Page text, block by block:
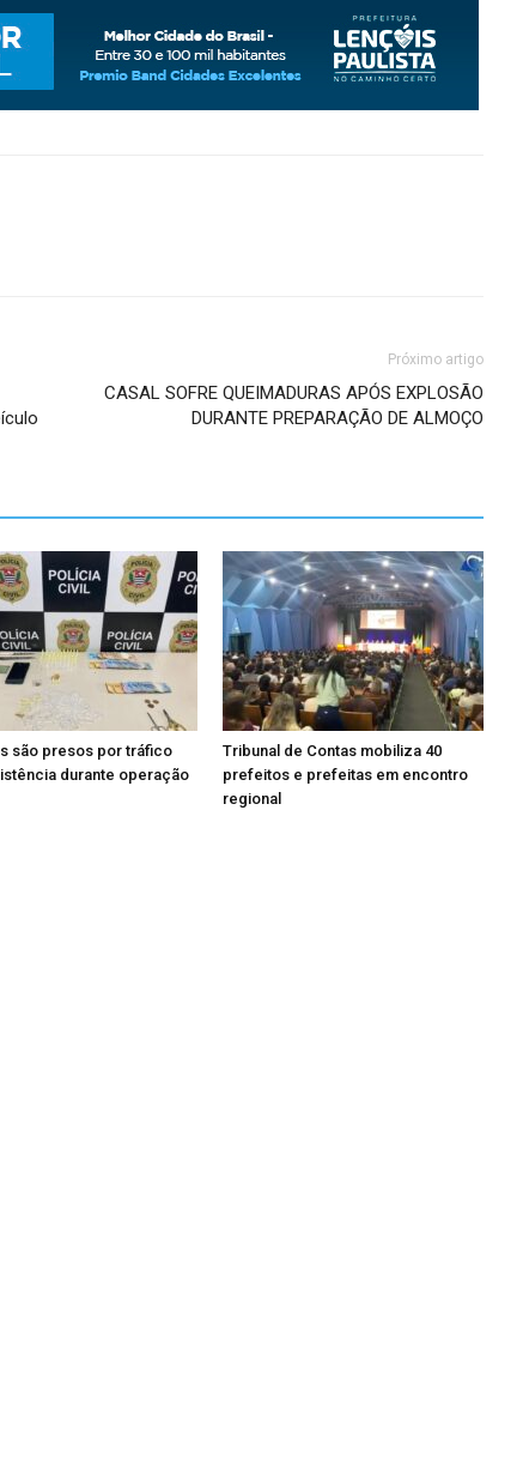
Próximo artigo
CASAL SOFRE QUEIMADURAS APÓS EXPLOSÃO
DURANTE PREPARAÇÃO DE ALMOÇO
são presos por tráfico
durante operação
Tribunal de Contas mobiliza 40
prefeitos e prefeitas em encontro
regional